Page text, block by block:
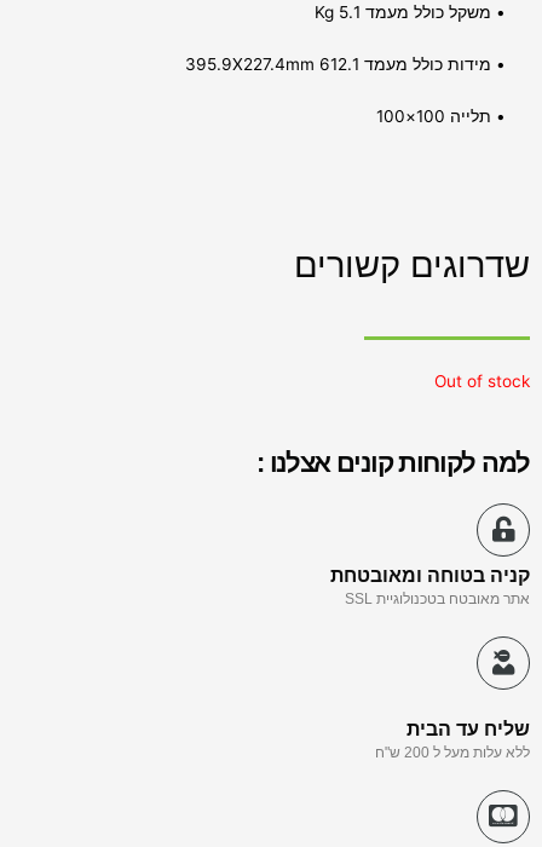
• משקל כולל מעמד 5.1 Kg
• מידות כולל מעמד 612.1 395.9X227.4mm
• תלייה 100×100
שדרוגים קשורים
Out of stock
למה לקוחות קונים אצלנו :
קניה בטוחה ומאובטחת
אתר מאובטח בטכנולוגיית SSL
שליח עד הבית
ללא עלות מעל ל 200 ש"ח